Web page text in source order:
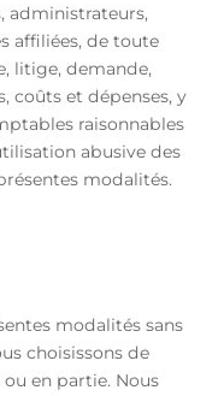
administrateurs,
affiliées, de toute
litige, demande,
coûts et dépenses, y
raisonnables
abusive des
modalités.
modalités sans
choisissons de
en partie. Nous